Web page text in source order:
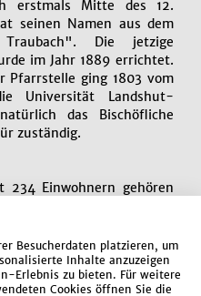
Besucherdaten platzieren, um
Inhalte anzuzeigen
Erlebnis zu bieten. Für weitere
Cookies öffnen Sie die
erstmals Mitte des 12.
seinen Namen aus dem
Die jetzige
im Jahr 1889 errichtet.
Pfarrstelle ging 1803 vom
Universität Landshut-
das Bischöfliche
zuständig.
234 Einwohnern gehören